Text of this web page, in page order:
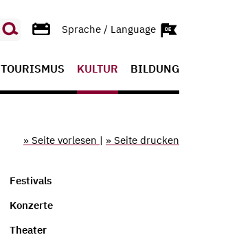
Sprache / Language
TOURISMUS KULTUR BILDUNG
» Seite vorlesen | » Seite drucken
Festivals
Konzerte
Theater